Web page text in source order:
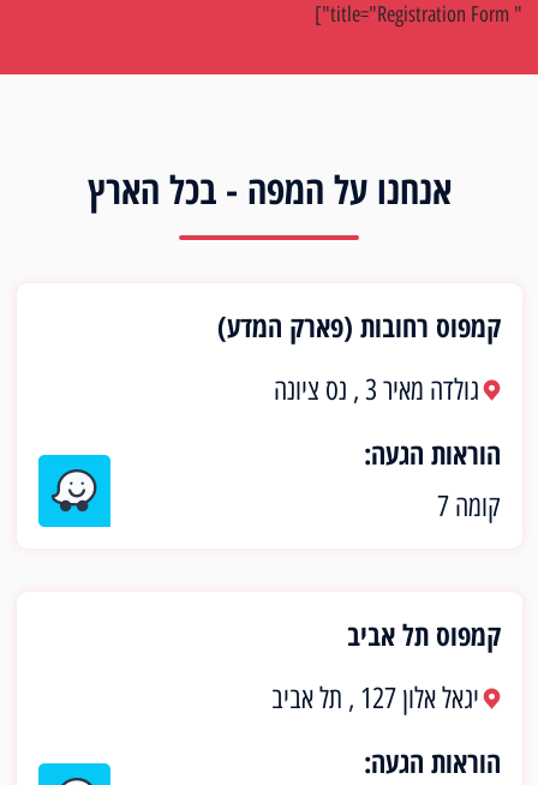
" title="Registration Form"]
אנחנו על המפה - בכל הארץ
קמפוס רחובות (פארק המדע)
גולדה מאיר 3 , נס ציונה
הוראות הגעה:
קומה 7
קמפוס תל אביב
יגאל אלון 127 , תל אביב
הוראות הגעה: